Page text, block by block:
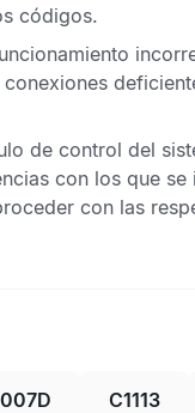
códigos.
de control del
con los que se
con las
C1113